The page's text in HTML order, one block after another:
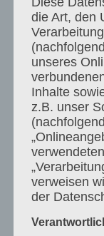
Previous
der
Next
und
die Art, den
unseres
Inhalte
z.B. unser
verweisen
der